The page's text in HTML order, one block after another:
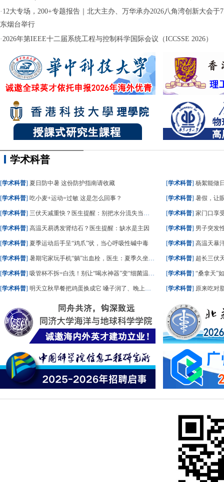
· 12大专场，200+专题报告｜北大主办、万华承办2026八角湾创新大会于
东烟台举行
·2026年第IEEE十二届系统工程与控制科学国际会议（ICCSSE 2026）
学术科普
[学术科普] 夏日防中暑 这份防护指南请收藏
[学术科普] 吃小麦+运动=过敏 这是怎么回事？
[学术科普] 三伏天减重快？医生提醒：别把水分流失当成减脂
[学术科普] 高温天易诱发肾结石？医生提醒：缺水是主因
[学术科普] 夏季运动后手呈“鸡爪”状，当心呼吸性碱中毒
[学术科普] 暑期宅家玩手机“躺”出血栓，医生：夏季久坐风险高
[学术科普] 吸管杯不拆=白洗！别让“喝水神器”变“细菌温床”
[学术科普] 明天立秋早餐把鸡蛋换成它 嗓子润了、晚上睡踏实了
[学术科普] 杨絮能做
[学术科普] 暑假，让
[学术科普] 家门口享受
[学术科普] 男子突发
[学术科普] 高温天暴
[学术科普] 超长三伏天
[学术科普] “桑拿天”
[学术科普] 原来吃对脂肪，